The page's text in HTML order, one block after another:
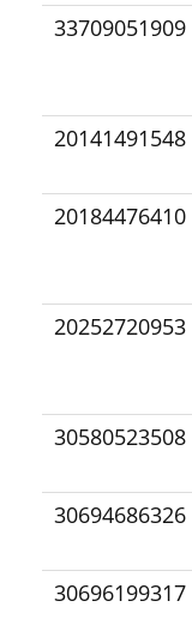
33709051909
20141491548
20184476410
20252720953
30580523508
30694686326
30696199317